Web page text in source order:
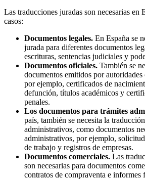
Las traducciones juradas son necesarias en
casos:
Documentos legales. En España se
jurada para diferentes documentos
escrituras, sentencias judiciales y
Documentos oficiales. También se
documentos emitidos por autoridades
por ejemplo, certificados de
defunción, títulos académicos y
penales.
Los documentos para trámites
país, también se necesita la
administrativos, como documentos
administrativos, por ejemplo,
de trabajo y registros de empresas.
Documentos comerciales. Las
son necesarias para documentos
contratos de compraventa e informes